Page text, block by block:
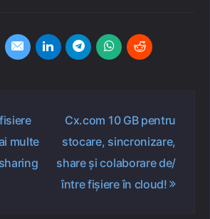
multe
Cx.com 10 GB pentru
stocare, sincronizare,
share și colaborare de/
între fișiere în cloud!